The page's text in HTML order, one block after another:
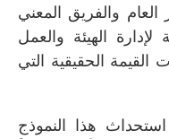
والفريق المعني
الهيئة والعمل
الحقيقية التي
هذا النموذج